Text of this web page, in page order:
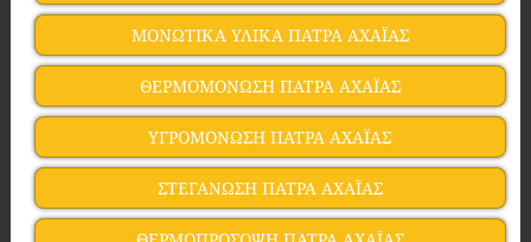
ΜΟΝΩΤΙΚΑ ΥΛΙΚΑ ΠΑΤΡΑ ΑΧΑΪΑΣ
ΘΕΡΜΟΜΟΝΩΣΗ ΠΑΤΡΑ ΑΧΑΪΑΣ
ΥΓΡΟΜΟΝΩΣΗ ΠΑΤΡΑ ΑΧΑΪΑΣ
ΣΤΕΓΑΝΩΣΗ ΠΑΤΡΑ ΑΧΑΪΑΣ